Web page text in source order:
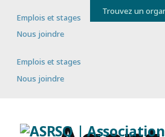
Emplois et stages
Nous joindre
Emplois et stages
Nous joindre
Trouvez un